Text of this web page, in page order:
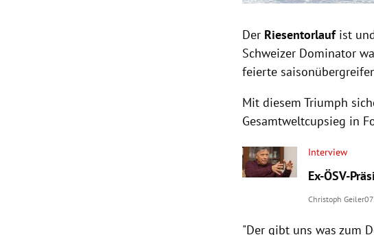
Der Riesentorlauf ist
Schweizer Dominator
feierte
Mit diesem Triumph
Gesamtweltcupsieg in
Interview
Ex-ÖSV-
Christoph Geiler
"Der gibt uns was zum